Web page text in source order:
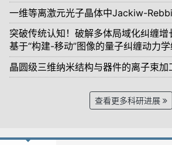
一维等离激元光子晶体中Jackiw-
突破传统认知！破解多体局域化纠缠
基于“构建-移动”图像的量子纠缠动力
晶圆级三维纳米结构与器件的离子束加
查看更多科研进展